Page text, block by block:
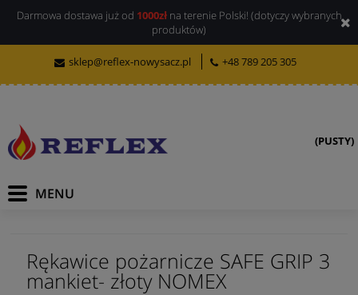
Darmowa dostawa już od 1000złna terenie Polski! (dotyczy wybranych
produktów)
sklep@reflex-nowysacz.pl +48 789 205 305
(PUSTY)
Rękawice pożarnicze SAFE GRIP 3
mankiet- złoty NOMEX